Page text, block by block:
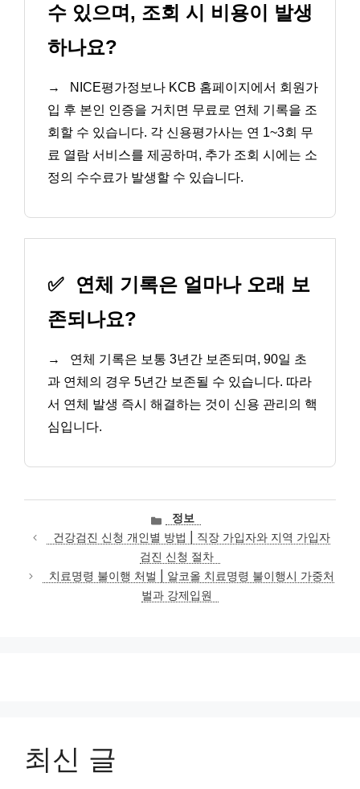
수 있으며, 조회 시 비용이 발생
하나요?
→
NICE평가정보나 KCB 홈페이지에서 회원가
입 후 본인 인증을 거치면 무료로 연체 기록을 조
회할 수 있습니다. 각 신용평가사는 연 1~3회 무
료 열람 서비스를 제공하며, 추가 조회 시에는 소
정의 수수료가 발생할 수 있습니다.
✅
연체 기록은 얼마나 오래 보
존되나요?
→
연체 기록은 보통 3년간 보존되며, 90일 초
과 연체의 경우 5년간 보존될 수 있습니다. 따라
서 연체 발생 즉시 해결하는 것이 신용 관리의 핵
심입니다.
카
테
고
리
정보
건강검진 신청 개인별 방법 | 직장 가입자와 지역 가입자
검진 신청 절차
치료명령 불이행 처벌 | 알코올 치료명령 불이행시 가중처
벌과 강제입원
최신 글